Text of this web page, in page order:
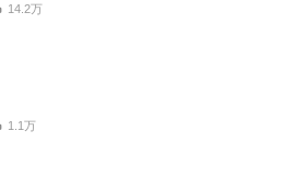
14.2万
1.1万